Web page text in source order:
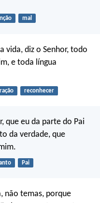
mal
vida, diz o Senhor, todo
e toda língua
reconhecer
que eu da parte do Pai
da verdade, que
Pai
não temas, porque